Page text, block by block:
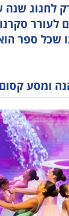
לחגוג שנה
שכל ספר
ומסע קסום